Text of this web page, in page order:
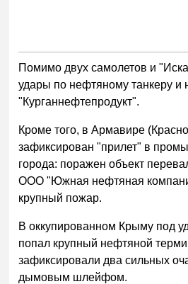
Помимо двух самолетов и
удары по нефтяному танкеру и
"Курганнефтепродукт".
Кроме того, в Армавире
зафиксирован "прилет" в
города: поражен объект
ООО "Южная нефтяная
крупный пожар.
В оккупированном Крыму под
попал крупный нефтяной
зафиксировали два сильных
дымовым шлейфом.